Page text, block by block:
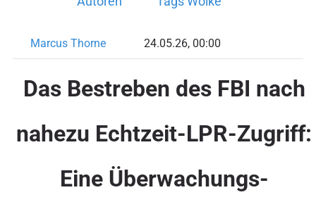
Marcus Thorne 24.05.26, 00:00
Das Bestreben des FBI nach
nahezu Echtzeit-LPR-Zugriff:
Eine Überwachungs-